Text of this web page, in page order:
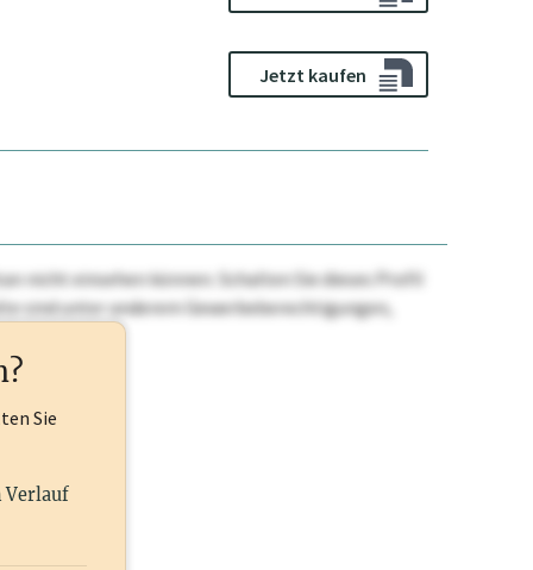
Jetzt kaufen
nicht einsehen können. Schalten Sie dieses Profil
sind unter anderem Gewerbeberechtigungen,
Sie
Verlauf